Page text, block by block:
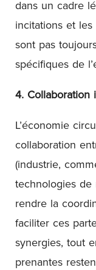
dans un cadre
incitations et
sont pas
spécifiques de
4. Collaboration
L’économie
collaboration
(industrie,
technologies de
rendre la
faciliter ces
synergies, tout
prenantes